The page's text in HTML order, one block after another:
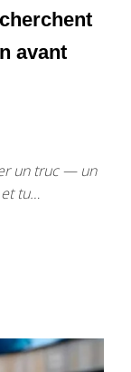
avant
un truc — un
tu…